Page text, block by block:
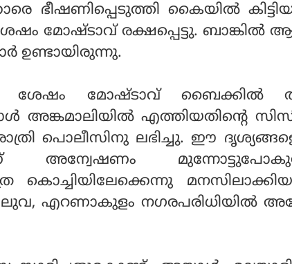
ഭീഷണിപ്പെടുത്തി കൈയില്‍
മോഷ്ടാവ് രക്ഷപ്പെട്ടു. ബാങ്കില്‍
ഉണ്ടായിരുന്നു.
ശേഷം മോഷ്ടാവ് ബൈക്കില്‍
അങ്കമാലിയില്‍ എത്തിയതിന്റെ
പൊലീസിനു ലഭിച്ചു. ഈ
അന്വേഷണം
കൊച്ചിയിലേക്കെന്നു
എറണാകുളം നഗരപരിധിയില്‍